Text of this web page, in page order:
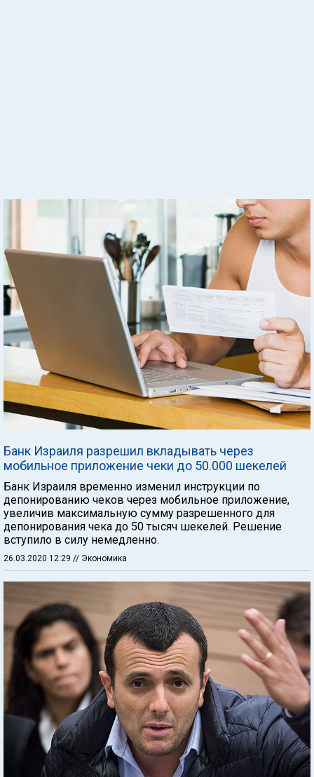
Банк Израиля разрешил вкладывать через
мобильное приложение чеки до 50.000 шекелей
Банк Израиля временно изменил инструкции по
депонированию чеков через мобильное приложение,
увеличив максимальную сумму разрешенного для
депонирования чека до 50 тысяч шекелей. Решение
вступило в силу немедленно.
26.03.2020 12:29 // Экономика